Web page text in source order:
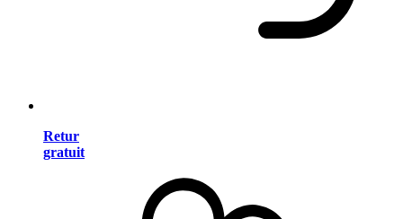
Retur
gratuit